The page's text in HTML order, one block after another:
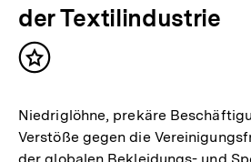
der Textilindustrie
Inhalt
Niedriglöhne, prekäre
Verstöße gegen die